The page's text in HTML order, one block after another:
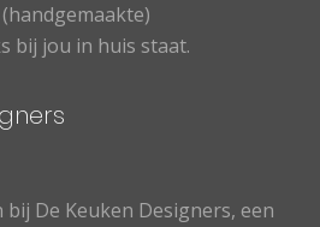
bij jou in huis staat.
De Keuken Designers, een